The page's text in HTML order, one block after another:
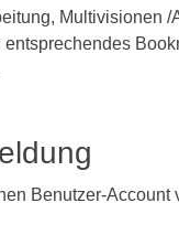
Multivisionen /
Benutzer-